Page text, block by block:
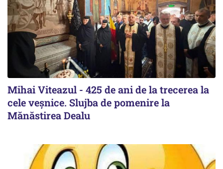
Mihai Viteazul - 425 de ani de la trecerea la
cele veșnice. Slujba de pomenire la
Mănăstirea Dealu